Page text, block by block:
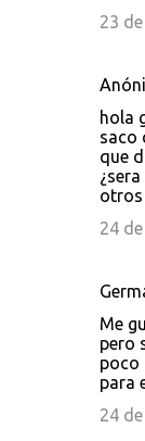
23
hola
saco
que
otros
24
Me
pero
poco
para
24